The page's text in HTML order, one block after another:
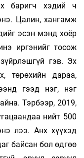
баригч хэдий ч
Цалин, хангамж
эсэн мэнд хоёр
иргэнийг тосож
гэв. Эх
төрөхийн дараа,
гээд нэг, нэг
Тэрбээр, 2019,
нийт 500
лээ. Анх хүүхэд
байсан бол өдгөө